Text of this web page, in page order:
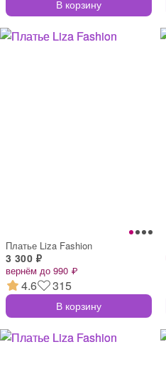
В корзину
Платье Liza Fashion
3 300 ₽
вернём до 990 ₽
4.6 315
В корзину